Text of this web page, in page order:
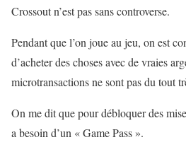
Crossout n’est pas sans controverse.
Pendant que l’on joue au jeu, on est
d’acheter des choses avec de vraies
microtransactions ne sont pas du tout
On me dit que pour débloquer des
a besoin d’un « Game Pass ».